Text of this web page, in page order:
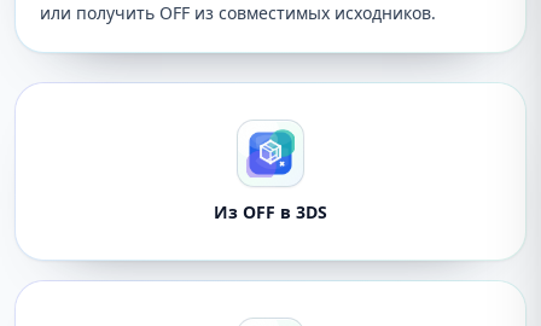
или получить OFF из совместимых исходников.
Из OFF в 3DS